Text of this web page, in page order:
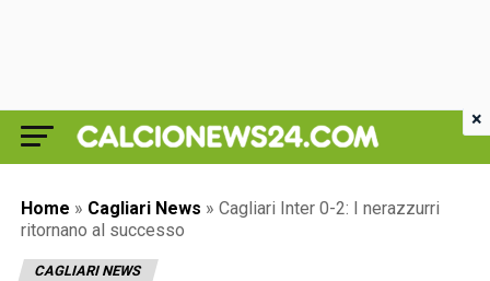
Home » Cagliari News » Cagliari Inter 0-2: I nerazzurri
ritornano al successo
CAGLIARI NEWS
×